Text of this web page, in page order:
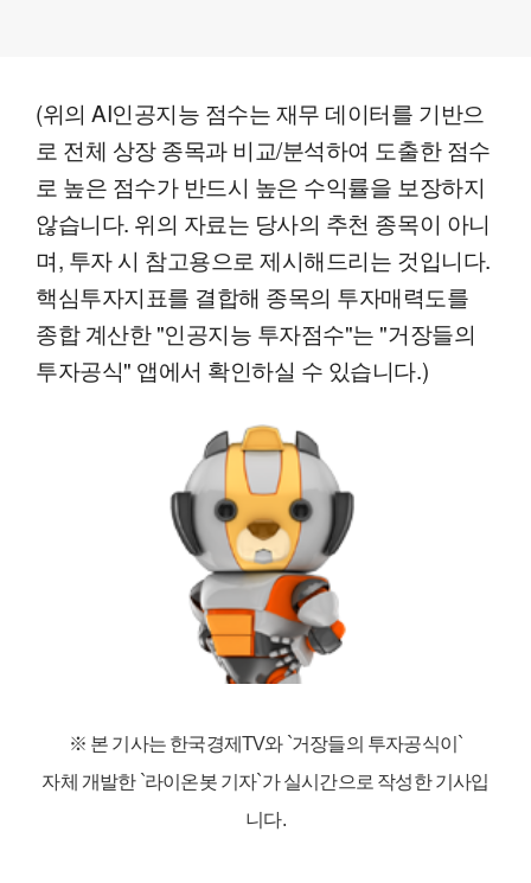
(위의 AI인공지능 점수는 재무 데이터를 기반으
로 전체 상장 종목과 비교/분석하여 도출한 점수
로 높은 점수가 반드시 높은 수익률을 보장하지
않습니다. 위의 자료는 당사의 추천 종목이 아니
며, 투자 시 참고용으로 제시해드리는 것입니다.
핵심투자지표를 결합해 종목의 투자매력도를
종합 계산한 "인공지능 투자점수"는 "거장들의
투자공식" 앱에서 확인하실 수 있습니다.)
※ 본 기사는 한국경제TV와 `거장들의 투자공식이`
자체 개발한 `라이온봇 기자`가 실시간으로 작성한 기사입
니다.